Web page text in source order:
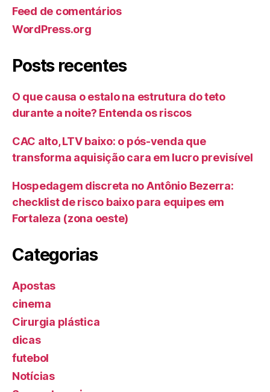
Feed de comentários
WordPress.org
Posts recentes
O que causa o estalo na estrutura do teto
durante a noite? Entenda os riscos
CAC alto, LTV baixo: o pós-venda que
transforma aquisição cara em lucro previsível
Hospedagem discreta no Antônio Bezerra:
checklist de risco baixo para equipes em
Fortaleza (zona oeste)
Categorias
Apostas
cinema
Cirurgia plástica
dicas
futebol
Notícias